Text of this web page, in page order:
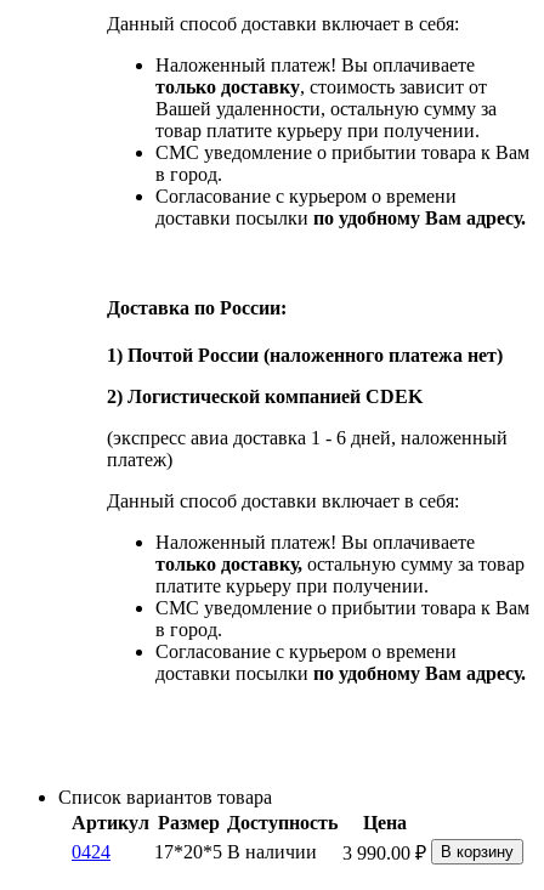
Данный способ доставки включает в себя:
Наложенный платеж! Вы оплачиваете
только доставку, стоимость зависит от
Вашей удаленности, остальную сумму за
товар платите курьеру при получении.
СМС уведомление о прибытии товара к Вам
в город.
Согласование с курьером о времени
доставки посылки по удобному Вам адресу.
Доставка по России:
1) Почтой России (наложенного платежа нет)
2) Логистической компанией CDEK
(экспресс авиа доставка 1 - 6 дней, наложенный
платеж)
Данный способ доставки включает в себя:
Наложенный платеж! Вы оплачиваете
только доставку, остальную сумму за товар
платите курьеру при получении.
СМС уведомление о прибытии товара к Вам
в город.
Согласование с курьером о времени
доставки посылки по удобному Вам адресу.
Список вариантов товара
Артикул Размер Доступность
Цена
0424
17*20*5 В наличии 3 990.00 ₽ В корзину